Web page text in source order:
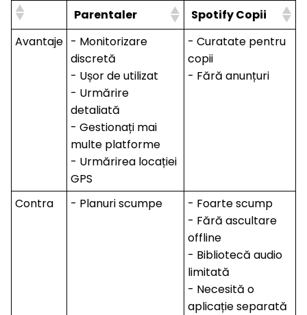
Parentaler
Spotify Copii
Avantaje - Monitorizare
discretă
- Ușor de utilizat
- Urmărire
detaliată
- Gestionați mai
multe platforme
- Urmărirea locației
GPS
- Curatate pentru
copii
- Fără anunțuri
Contra - Planuri scumpe
- Foarte scump
- Fără ascultare
offline
- Bibliotecă audio
limitată
- Necesită o
aplicație separată